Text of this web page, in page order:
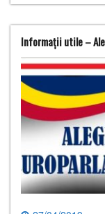
Informații utile –